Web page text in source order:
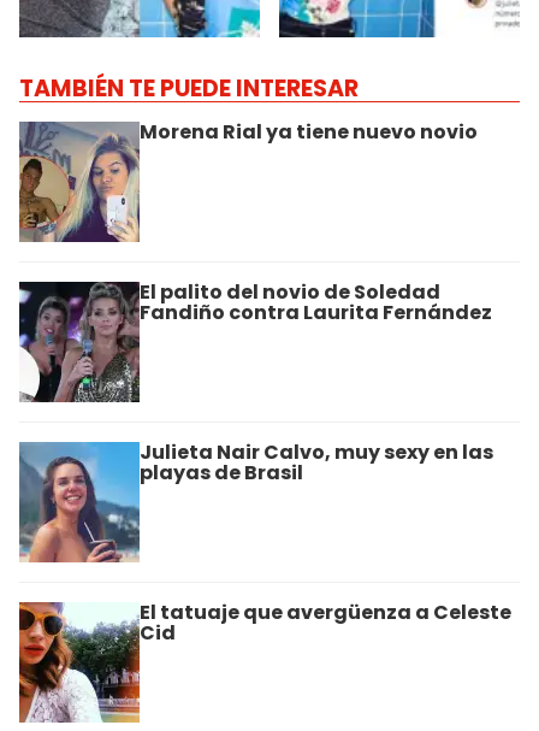
TAMBIÉN TE PUEDE INTERESAR
Morena Rial ya tiene nuevo novio
El palito del novio de Soledad
Fandiño contra Laurita Fernández
Julieta Nair Calvo, muy sexy en las
playas de Brasil
El tatuaje que avergüenza a Celeste
Cid